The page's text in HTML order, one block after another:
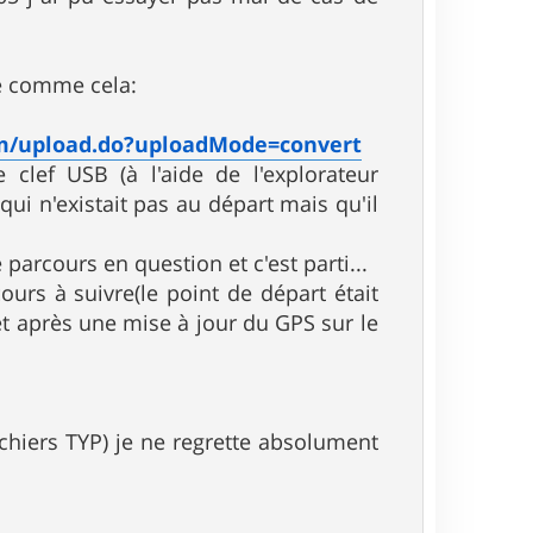
cela:
upload.do?uploadMode=convert
USB (à l'aide de l'explorateur
n'existait pas au départ mais qu'il
en question et c'est parti...
à suivre(le point de départ était
une mise à jour du GPS sur le
TYP) je ne regrette absolument